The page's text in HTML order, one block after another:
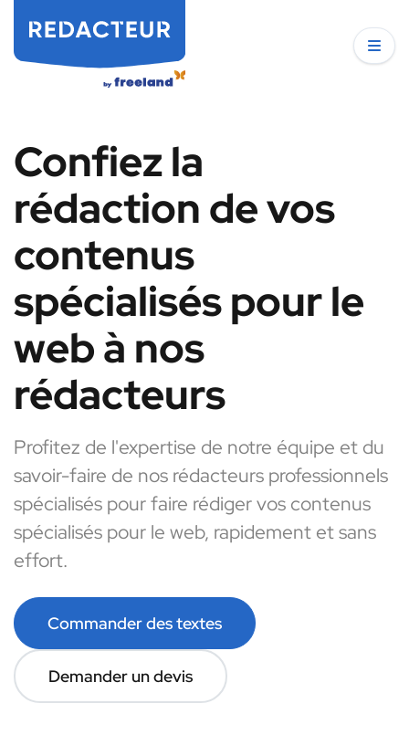
Confiez la
rédaction de vos
contenus
spécialisés pour le
web à nos
rédacteurs
Profitez de l'expertise de notre équipe et du
savoir-faire de nos rédacteurs professionnels
spécialisés pour faire rédiger vos contenus
spécialisés pour le web, rapidement et sans
effort.
Commander des textes
Demander un devis